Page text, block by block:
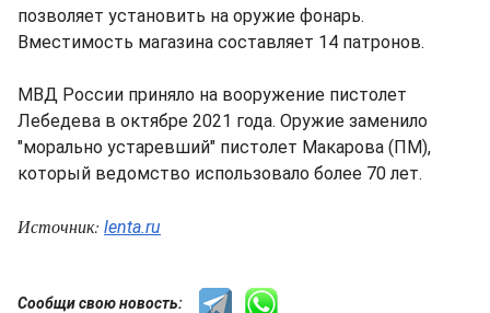
позволяет установить на оружие фонарь.
Вместимость магазина составляет 14 патронов.
МВД России приняло на вооружение пистолет
Лебедева в октябре 2021 года. Оружие заменило
"морально устаревший" пистолет Макарова (ПМ),
который ведомство использовало более 70 лет.
Источник: lenta.ru
Сообщи свою новость: